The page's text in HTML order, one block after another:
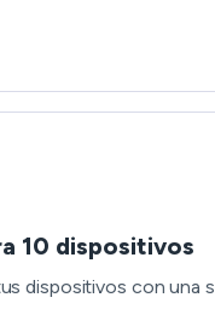
10 dispositivos
dispositivos con una